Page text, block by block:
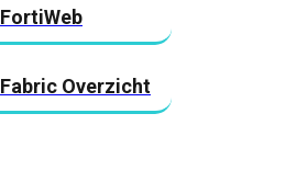
FortiWeb
Fabric Overzicht